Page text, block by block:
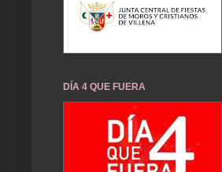
DÍA 4 QUE FUERA